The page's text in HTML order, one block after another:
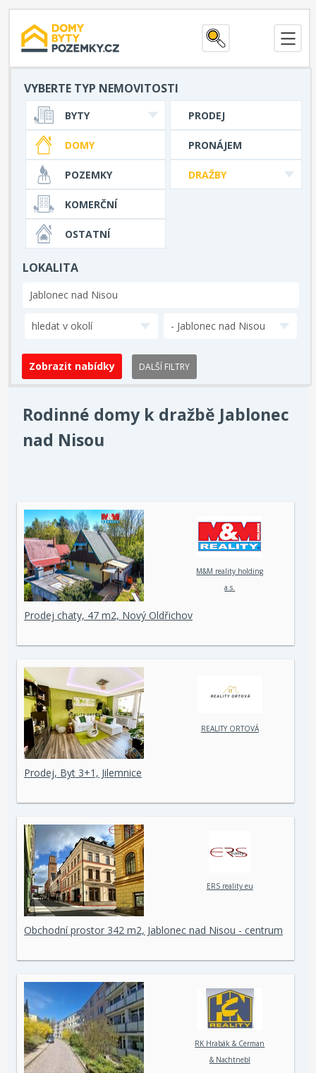
VYBERTE TYP NEMOVITOSTI
PRODEJ
PRONÁJEM
DRAŽBY
BYTY
DOMY
POZEMKY
KOMERČNÍ
OSTATNÍ
LOKALITA
hledat v okolí - Jablonec nad Nisou
DALŠÍ FILTRY
Rodinné domy k dražbě Jablonec
nad Nisou
M&M reality holding
a.s.
Prodej chaty, 47 m2, Nový Oldřichov
REALITY ORTOVÁ
Prodej, Byt 3+1, Jilemnice
ERS reality eu
Obchodní prostor 342 m2, Jablonec nad Nisou - centrum
RK Hrabák & Cerman
& Nachtnebl